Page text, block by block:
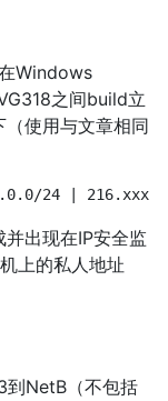
Windows
之间build立
使用与文章相同
24 |
出现在IP安全监
上的私人地址
到NetB（不包括